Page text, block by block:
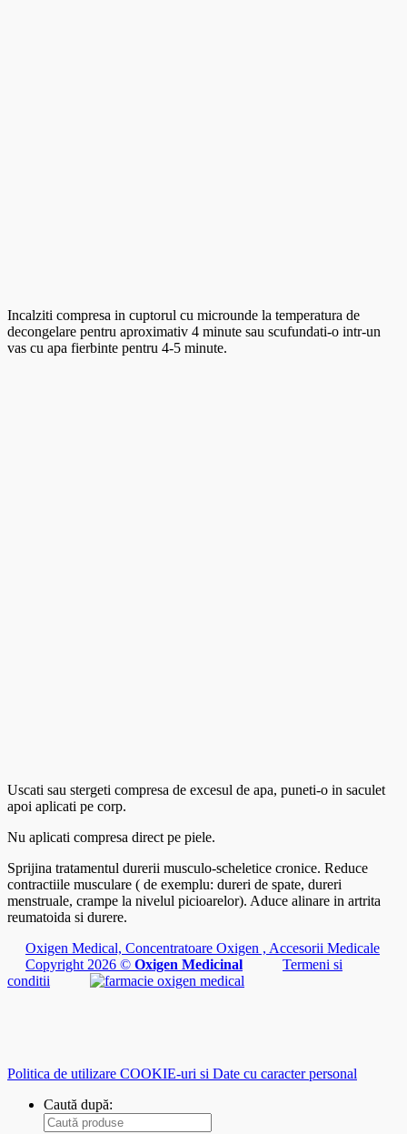
Incalziti compresa in cuptorul cu microunde la temperatura de
decongelare pentru aproximativ 4 minute sau scufundati-o intr-un
vas cu apa fierbinte pentru 4-5 minute.
Uscati sau stergeti compresa de excesul de apa, puneti-o in saculet
apoi aplicati pe corp.
Nu aplicati compresa direct pe piele.
Sprijina tratamentul durerii musculo-scheletice cronice. Reduce
contractiile musculare ( de exemplu: dureri de spate, dureri
menstruale, crampe la nivelul picioarelor). Aduce alinare in artrita
reumatoida si durere.
Oxigen Medical, Concentratoare Oxigen , Accesorii Medicale
Copyright 2026 © Oxigen Medicinal
Termeni si
conditii
Politica de utilizare COOKIE-uri si Date cu caracter personal
Caută după: